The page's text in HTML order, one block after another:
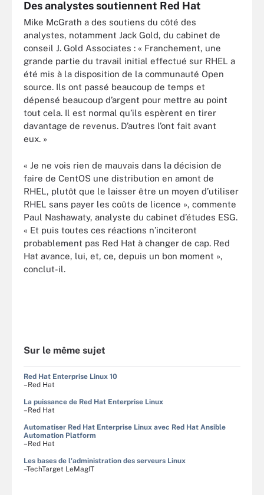
Des analystes soutiennent Red Hat
Mike McGrath a des soutiens du côté des
analystes, notamment Jack Gold, du cabinet de
conseil J. Gold Associates : « Franchement, une
grande partie du travail initial effectué sur RHEL a
été mis à la disposition de la communauté Open
source. Ils ont passé beaucoup de temps et
dépensé beaucoup d’argent pour mettre au point
tout cela. Il est normal qu’ils espèrent en tirer
davantage de revenus. D’autres l’ont fait avant
eux. »
« Je ne vois rien de mauvais dans la décision de
faire de CentOS une distribution en amont de
RHEL, plutôt que le laisser être un moyen d’utiliser
RHEL sans payer les coûts de licence », commente
Paul Nashawaty, analyste du cabinet d’études ESG.
« Et puis toutes ces réactions n’inciteront
probablement pas Red Hat à changer de cap. Red
Hat avance, lui, et, ce, depuis un bon moment »,
conclut-il.
Sur le même sujet
Red Hat Enterprise Linux 10
–Red Hat
La puissance de Red Hat Enterprise Linux
–Red Hat
Automatiser Red Hat Enterprise Linux avec Red Hat Ansible
Automation Platform
–Red Hat
Les bases de l'administration des serveurs Linux
–TechTarget LeMagIT